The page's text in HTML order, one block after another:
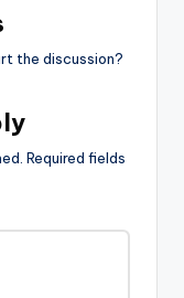
the discussion?
Required fields